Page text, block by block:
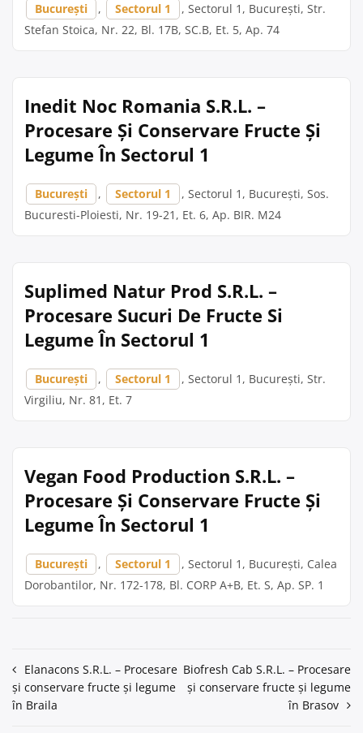
București , Sectorul 1
, Sectorul 1, București, Str.
Stefan Stoica, Nr. 22, Bl. 17B, SC.B, Et. 5, Ap. 74
Inedit Noc Romania S.R.L. –
Procesare Și Conservare Fructe Și
Legume În Sectorul 1
București , Sectorul 1
, Sectorul 1, București, Sos.
Bucuresti-Ploiesti, Nr. 19-21, Et. 6, Ap. BIR. M24
Suplimed Natur Prod S.R.L. –
Procesare Sucuri De Fructe Si
Legume În Sectorul 1
București , Sectorul 1
, Sectorul 1, București, Str.
Virgiliu, Nr. 81, Et. 7
Vegan Food Production S.R.L. –
Procesare Și Conservare Fructe Și
Legume În Sectorul 1
București , Sectorul 1
, Sectorul 1, București, Calea
Dorobantilor, Nr. 172-178, Bl. CORP A+B, Et. S, Ap. SP. 1
Navigare
în
Elanacons S.R.L. – Procesare
și conservare fructe și legume
în Braila
Biofresh Cab S.R.L. – Procesare
și conservare fructe și legume
în Brasov